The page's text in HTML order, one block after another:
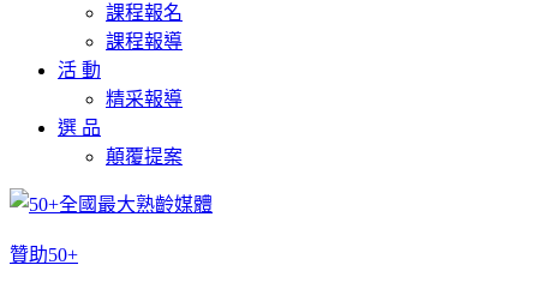
課程報名
課程報導
活 動
精采報導
選 品
顛覆提案
贊助50+